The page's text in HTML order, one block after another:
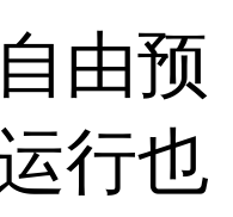
由预
行也